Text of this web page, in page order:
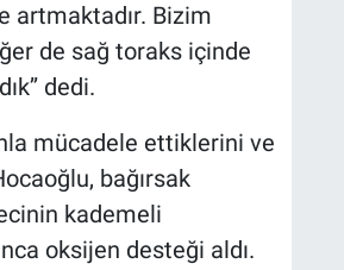
artmaktadır. Bizim
de sağ toraks içinde
dedi.
mücadele ettiklerini ve
bağırsak
kademeli
oksijen desteği aldı.